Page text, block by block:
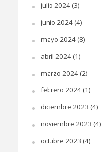
julio 2024(3)
junio 2024(4)
mayo 2024(8)
abril 2024(1)
marzo 2024(2)
febrero 2024(1)
diciembre 2023 (4)
noviembre 2023 (4)
octubre 2023 (4)